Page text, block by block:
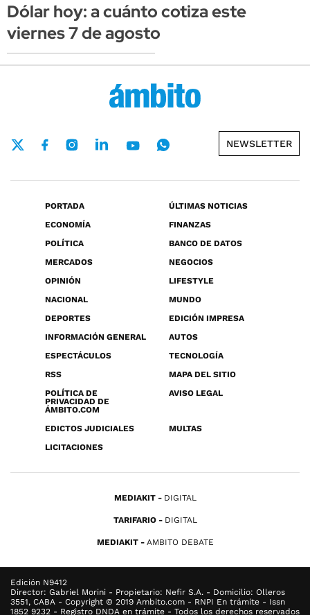
Dólar hoy: a cuánto cotiza este
viernes 7 de agosto
NEWSLETTER
PORTADA
ÚLTIMAS NOTICIAS
ECONOMÍA
FINANZAS
POLÍTICA
BANCO DE DATOS
MERCADOS
NEGOCIOS
OPINIÓN
LIFESTYLE
NACIONAL
MUNDO
DEPORTES
EDICIÓN IMPRESA
INFORMACIÓN GENERAL
AUTOS
ESPECTÁCULOS
TECNOLOGÍA
RSS
MAPA DEL SITIO
POLÍTICA DE
PRIVACIDAD DE
ÁMBITO.COM
AVISO LEGAL
EDICTOS JUDICIALES
MULTAS
LICITACIONES
MEDIAKIT DIGITAL
TARIFARIO DIGITAL
MEDIAKIT AMBITO DEBATE
Edición N9412
Director: Gabriel Morini - Propietario: Nefir S.A. - Domicilio: Olleros
3551, CABA - Copyright © 2019 Ambito.com - RNPI En trámite - Issn
1852 9232 - Registro DNDA en trámite - Todos los derechos reservados